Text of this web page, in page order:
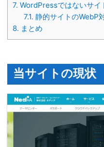
7. WordPressではないサイ
7.1. 静的サイトのWebP
8. まとめ
当サイトの現状